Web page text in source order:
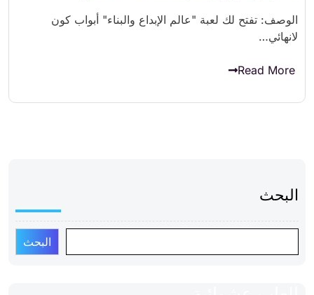
الوصف: تفتح لك لعبة "عالم الإبداع والبناء" أبواب كون
لانهائي…
Read More
البحث
البحث